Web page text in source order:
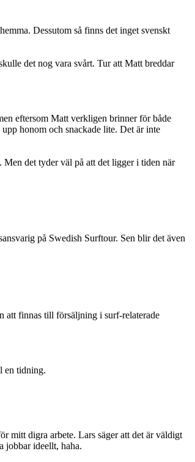
Dessutom så finns det inget svenskt
det nog vara svårt. Tur att Matt breddar
eftersom Matt verkligen brinner för både
honom och snackade lite. Det är inte
det tyder väl på att det ligger i tiden när
på Swedish Surftour. Sen blir det även
att finnas till försäljning i surf-relaterade
en tidning.
mitt digra arbete. Lars säger att det är väldigt
jobbar ideellt, haha.